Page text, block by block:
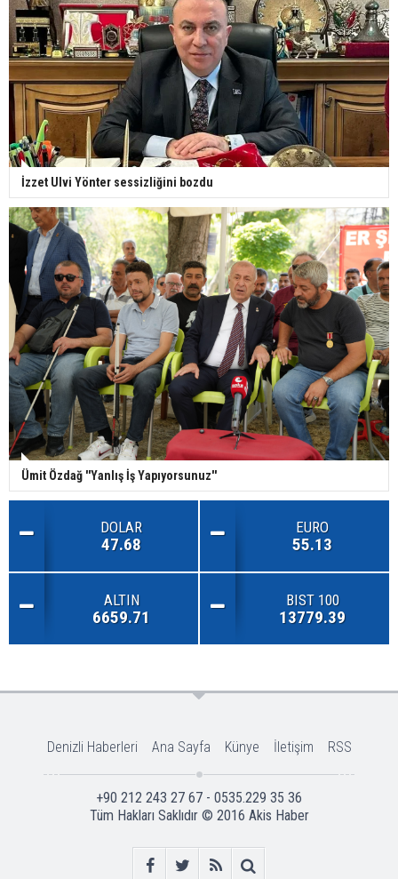
İzzet Ulvi Yönter sessizliğini bozdu
Ümit Özdağ ''Yanlış İş Yapıyorsunuz''
DOLAR
47.68
EURO
55.13
ALTIN
6659.71
BIST 100
13779.39
Denizli Haberleri Ana Sayfa Künye İletişim RSS
+90 212 243 27 67 - 0535.229 35 36
Tüm Hakları Saklıdır © 2016 Akis Haber